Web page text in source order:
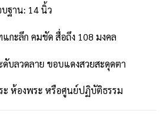
ฐาน: 14 นิ้ว
กะลึก คมชัด สื่อถึง 108 มงคล
บลวดลาย ขอบแดงสวยสะดุดตา
ะ ห้องพระ หรือศูนย์ปฏิบัติธรรม